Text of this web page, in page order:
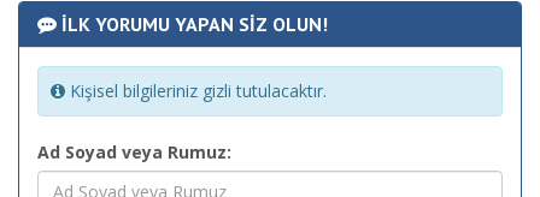
İLK YORUMU YAPAN SİZ OLUN!
Kişisel bilgileriniz gizli tutulacaktır.
Ad Soyad veya Rumuz: